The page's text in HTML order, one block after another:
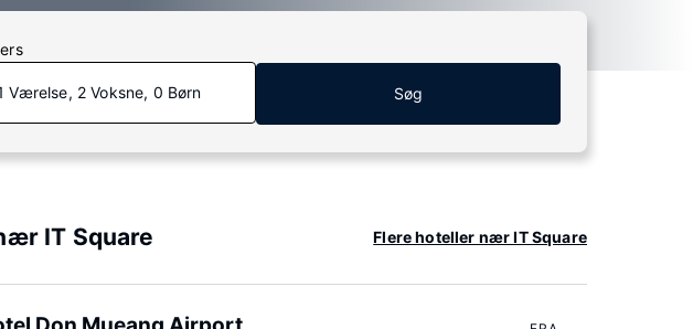
Værelse, 2 Voksne, 0 Børn Søg
IT Square Flere hoteller nær IT Square